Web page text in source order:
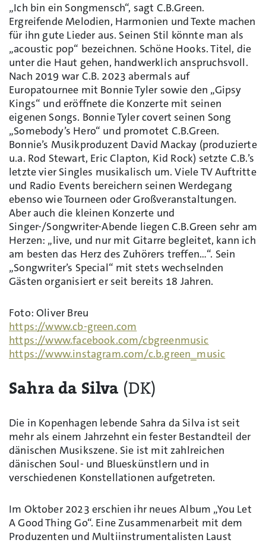
„Ich bin ein Songmensch“, sagt C.B.Green.
Ergreifende Melodien, Harmonien und Texte machen
für ihn gute Lieder aus. Seinen Stil könnte man als
„acoustic pop“ bezeichnen. Schöne Hooks. Titel, die
unter die Haut gehen, handwerklich anspruchsvoll.
Nach 2019 war C.B. 2023 abermals auf
Europatournee mit Bonnie Tyler sowie den „Gipsy
Kings“ und eröffnete die Konzerte mit seinen
eigenen Songs. Bonnie Tyler covert seinen Song
„Somebody’s Hero“ und promotet C.B.Green.
Bonnie’s Musikproduzent David Mackay (produzierte
u.a. Rod Stewart, Eric Clapton, Kid Rock) setzte C.B.’s
letzte vier Singles musikalisch um. Viele TV Auftritte
und Radio Events bereichern seinen Werdegang
ebenso wie Tourneen oder Großveranstaltungen.
Aber auch die kleinen Konzerte und
Singer-/Songwriter-Abende liegen C.B.Green sehr am
Herzen: „live, und nur mit Gitarre begleitet, kann ich
am besten das Herz des Zuhörers treffen…“. Sein
„Songwriter’s Special“ mit stets wechselnden
Gästen organisiert er seit bereits 18 Jahren.
Foto: Oliver Breu
https://www.cb-green.com
https://www.facebook.com/cbgreenmusic
https://www.instagram.com/c.b.green_music
Sahra da Silva (DK)
Die in Kopenhagen lebende Sahra da Silva ist seit
mehr als einem Jahrzehnt ein fester Bestandteil der
dänischen Musikszene. Sie ist mit zahlreichen
dänischen Soul- und Blueskünstlern und in
verschiedenen Konstellationen aufgetreten.
Im Oktober 2023 erschien ihr neues Album „You Let
A Good Thing Go“. Eine Zusammenarbeit mit dem
Produzenten und Multiinstrumentalisten Laust